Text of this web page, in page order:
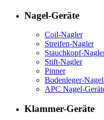
Nagel-Geräte
Coil-Nagler
Streifen-Nagler
Stauchkopf-
Stift-Nagler
Pinner
Bodenleger-
APC Nagel-
Klammer-Geräte